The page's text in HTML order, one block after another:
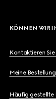
KÖNNEN WIR
Kontaktieren Sie
Meine Bestellung
Häufig gestellte